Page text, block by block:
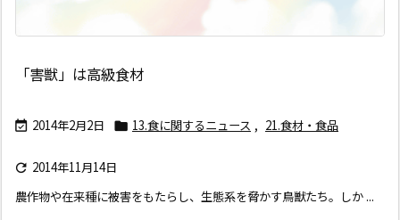
「害獣」は高級食材
 2014年2月2日  13.食に関するニュース , 21.食材・食品
 2014年11月14日
農作物や在来種に被害をもたらし、生態系を脅かす鳥獣たち。しか ...